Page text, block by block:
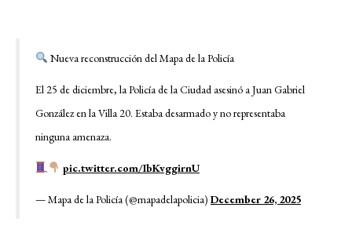
Nueva reconstrucción del Mapa de la Policía
El 25 de diciembre, la Policía de la Ciudad asesinó a Juan Gabriel
González en la Villa 20. Estaba desarmado y no representaba
ninguna amenaza.
pic.twitter.com/IbKvggirnU
— Mapa de la Policía (@mapadelapolicia) December 26, 2025